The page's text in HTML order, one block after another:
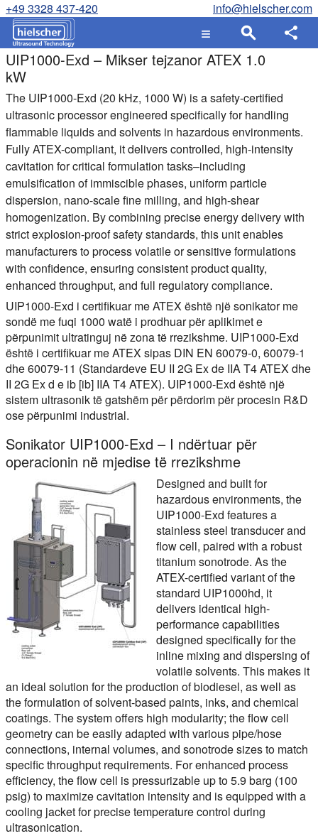
+49 3328 437-420 info@hielscher.com
UIP1000-Exd – Mikser tejzanor ATEX 1.0
kW
The UIP1000-Exd (20 kHz, 1000 W) is a safety-certified
ultrasonic processor engineered specifically for handling
flammable liquids and solvents in hazardous environments.
Fully ATEX-compliant, it delivers controlled, high-intensity
cavitation for critical formulation tasks–including
emulsification of immiscible phases, uniform particle
dispersion, nano-scale fine milling, and high-shear
homogenization. By combining precise energy delivery with
strict explosion-proof safety standards, this unit enables
manufacturers to process volatile or sensitive formulations
with confidence, ensuring consistent product quality,
enhanced throughput, and full regulatory compliance.
UIP1000-Exd i certifikuar me ATEX është një sonikator me
sondë me fuqi 1000 watë i prodhuar për aplikimet e
përpunimit ultratinguj në zona të rrezikshme. UIP1000-Exd
është i certifikuar me ATEX sipas DIN EN 60079-0, 60079-1
dhe 60079-11 (Standardeve EU II 2G Ex de IIA T4 ATEX dhe
II 2G Ex d e ib [ib] IIA T4 ATEX). UIP1000-Exd është një
sistem ultrasonik të gatshëm për përdorim për procesin R&D
ose përpunimi industrial.
Sonikator UIP1000-Exd – I ndërtuar për
operacionin në mjedise të rrezikshme
Designed and built for
hazardous environments, the
UIP1000-Exd features a
stainless steel transducer and
flow cell, paired with a robust
titanium sonotrode. As the
ATEX-certified variant of the
standard UIP1000hd, it
delivers identical high-
performance capabilities
designed specifically for the
inline mixing and dispersing of
volatile solvents. This makes it
an ideal solution for the production of biodiesel, as well as
the formulation of solvent-based paints, inks, and chemical
coatings. The system offers high modularity; the flow cell
geometry can be easily adapted with various pipe/hose
connections, internal volumes, and sonotrode sizes to match
specific throughput requirements. For enhanced process
efficiency, the flow cell is pressurizable up to 5.9 barg (100
psig) to maximize cavitation intensity and is equipped with a
cooling jacket for precise temperature control during
ultrasonication.